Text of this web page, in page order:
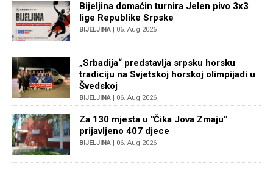
Bijeljina domaćin turnira Jelen pivo 3x3
lige Republike Srpske
BIJELJINA | 06. Aug 2026
„Srbadija“ predstavlja srpsku horsku
tradiciju na Svjetskoj horskoj olimpijadi u
Švedskoj
BIJELJINA | 06. Aug 2026
Za 130 mjesta u "Čika Jova Zmaju"
prijavljeno 407 djece
BIJELJINA | 06. Aug 2026